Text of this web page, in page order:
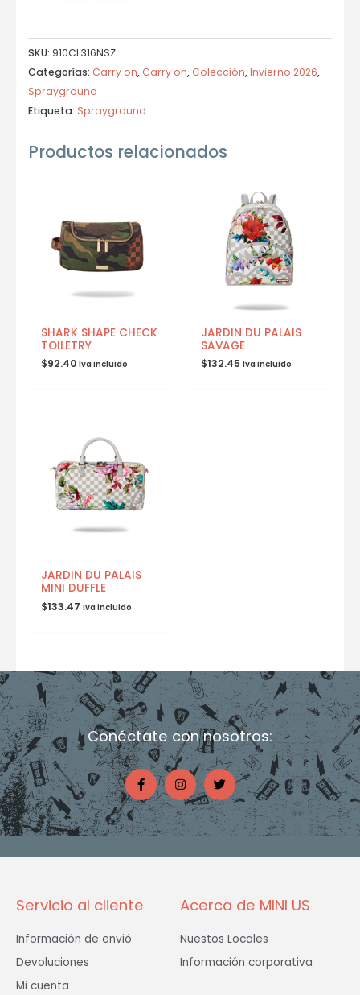
SKU: 910CL316NSZ
Categorías: Carry on, Carry on, Colección,Invierno 2026,
Sprayground
Etiqueta: Sprayground
Productos relacionados
SHARK SHAPE CHECK
TOILETRY
$92.40 Iva incluido
JARDIN DU PALAIS
SAVAGE
$132.45 Iva incluido
JARDIN DU PALAIS
MINI DUFFLE
$133.47 Iva incluido
Conéctate con nosotros:
F
a
c
e
b
o
o
-
I
n
s
t
a
g
r
m
T
w
i
t
t
e
Servicio al cliente
Información de envió
Devoluciones
Mi cuenta
Acerca de MINI US
Nuestos Locales
Información corporativa